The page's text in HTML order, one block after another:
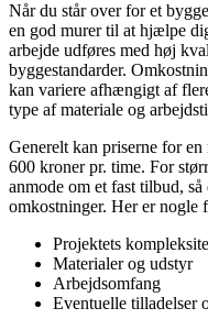
Når du står over for et
en god murer til at hjælpe
arbejde udføres med høj
byggestandarder.
kan variere afhængigt af
type af materiale og
Generelt kan priserne for
600 kroner pr. time. For
anmode om et fast tilbud,
omkostninger. Her er nogle
Projektets
Materialer og udstyr
Arbejdsomfang
Eventuelle tilladelser